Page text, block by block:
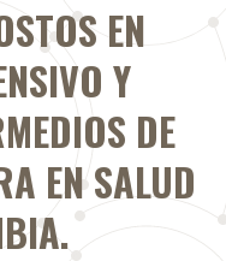
EN
Y
DE
EN SALUD